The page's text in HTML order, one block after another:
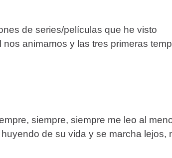
de series/películas que he visto
animamos y las tres primeras
siempre, siempre me leo al
de su vida y se marcha lejos,